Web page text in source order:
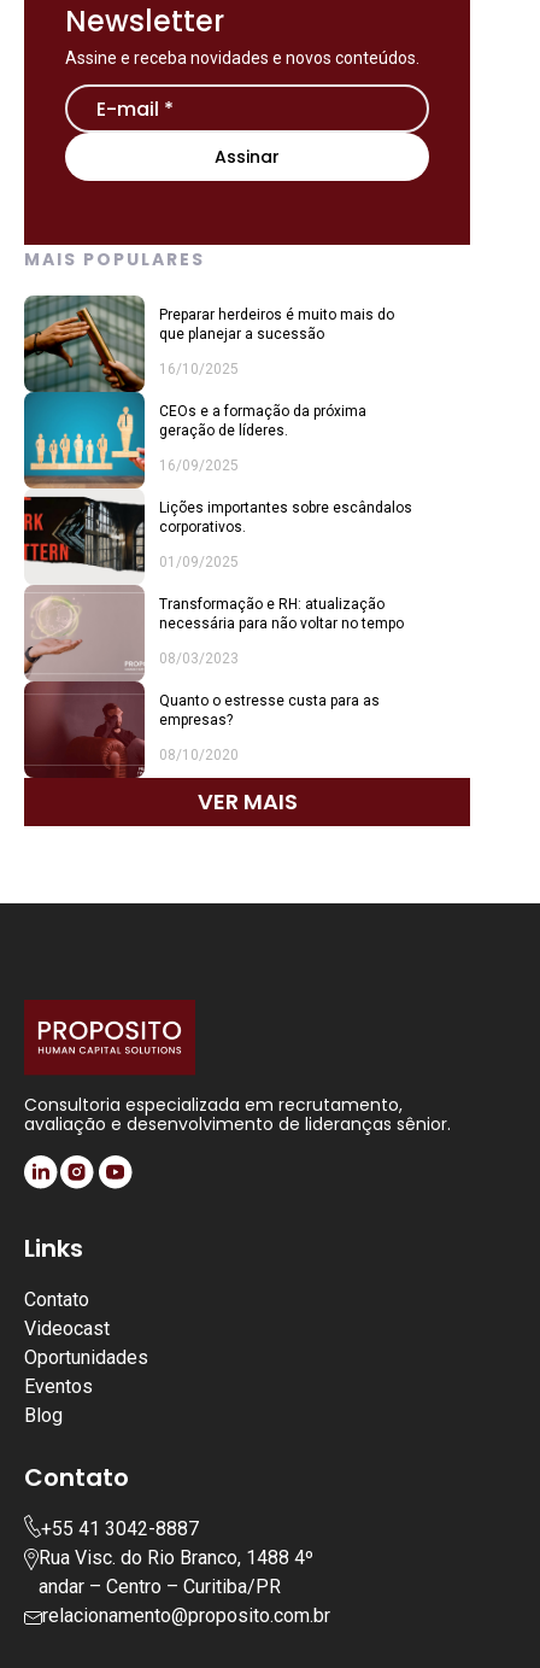
Newsletter
Assine e receba novidades e novos conteúdos.
MAIS POPULARES
Preparar herdeiros é muito mais do
que planejar a sucessão
16/10/2025
CEOs e a formação da próxima
geração de líderes.
16/09/2025
Lições importantes sobre escândalos
corporativos.
01/09/2025
Transformação e RH: atualização
necessária para não voltar no tempo
08/03/2023
Quanto o estresse custa para as
empresas?
08/10/2020
VER MAIS
Consultoria especializada em recrutamento,
avaliação e desenvolvimento de lideranças sênior.
Links
Contato
Videocast
Oportunidades
Eventos
Blog
Contato
+55 41 3042-8887
Rua Visc. do Rio Branco, 1488 4º
andar – Centro – Curitiba/PR
relacionamento@proposito.com.br